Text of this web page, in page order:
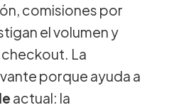
comisiones por
el volumen y
La
porque ayuda a
actual: la